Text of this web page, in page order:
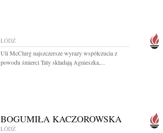
ŁÓDŹ
Uli McClurg najszczersze wyrazy współczucia z
powodu śmierci Taty składają Agnieszka,...
BOGUMIŁA KACZOROWSKA
ŁÓDŹ